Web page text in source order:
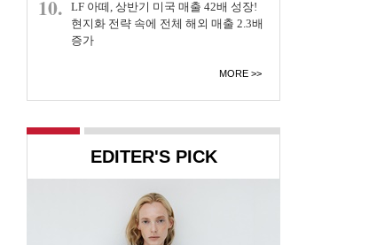
10.
LF 아떼, 상반기 미국 매출 42배 성장!
현지화 전략 속에 전체 해외 매출 2.3배
증가
MORE
EDITER'S PICK